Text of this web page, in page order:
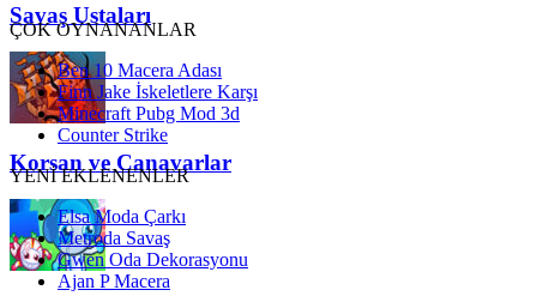
Savaş Ustaları
Korsan ve Canavarlar
ÇOK OYNANANLAR
Ben 10 Macera Adası
Finn Jake İskeletlere Karşı
Minecraft Pubg Mod 3d
Counter Strike
YENİ EKLENENLER
Elsa Moda Çarkı
Metroda Savaş
Gwen Oda Dekorasyonu
Ajan P Macera